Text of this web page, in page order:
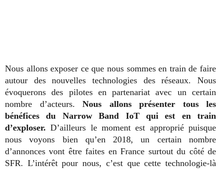
Nous allons exposer ce que nous sommes en train de faire
autour des nouvelles technologies des réseaux. Nous
évoquerons des pilotes en partenariat avec un certain
nombre d’acteurs. Nous allons présenter tous les
bénéfices du Narrow Band IoT qui est en train
d’exploser. D’ailleurs le moment est approprié puisque
nous voyons bien qu’en 2018, un certain nombre
d’annonces vont être faites en France surtout du côté de
SFR. L’intérêt pour nous, c’est que cette technologie-là